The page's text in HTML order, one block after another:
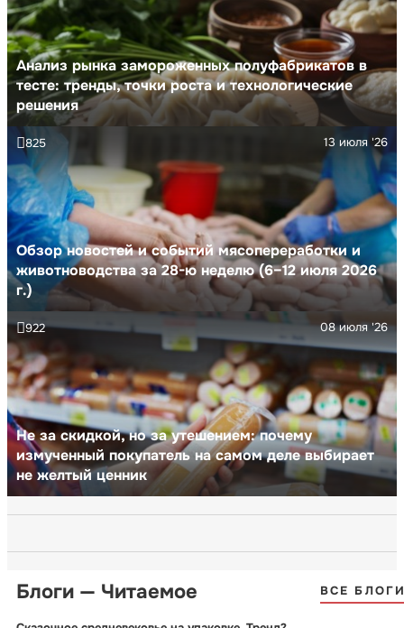
Анализ рынка замороженных полуфабрикатов в
тесте: тренды, точки роста и технологические
решения
Обзор новостей и событий мясопереработки и
животноводства за 28-ю неделю (6–12 июля 2026
г.)
13 июля '26
825
Не за скидкой, но за утешением: почему
измученный покупатель на самом деле выбирает
не желтый ценник
08 июля '26
922
Блоги — Читаемое ВСЕ